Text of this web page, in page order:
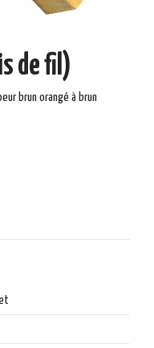
de fil)
brun orangé à brun